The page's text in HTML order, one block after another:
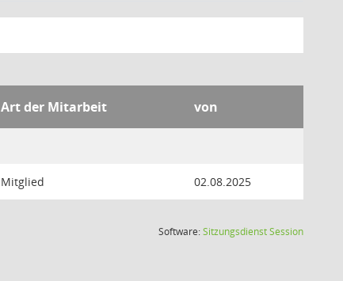
Art der Mitarbeit von
Mitglied 02.08.2025
Software:SitzungsdienstSession(Wird in